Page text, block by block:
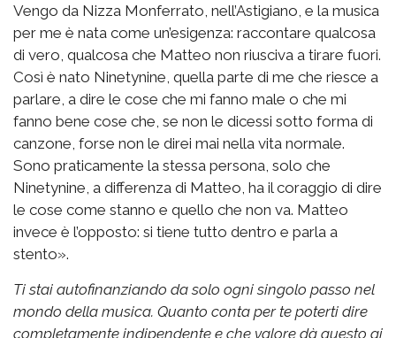
Vengo da Nizza Monferrato, nell’Astigiano, e la musica
per me è nata come un’esigenza: raccontare qualcosa
di vero, qualcosa che Matteo non riusciva a tirare fuori.
Così è nato Ninetynine, quella parte di me che riesce a
parlare, a dire le cose che mi fanno male o che mi
fanno bene cose che, se non le dicessi sotto forma di
canzone, forse non le direi mai nella vita normale.
Sono praticamente la stessa persona, solo che
Ninetynine, a differenza di Matteo, ha il coraggio di dire
le cose come stanno e quello che non va. Matteo
invece è l’opposto: si tiene tutto dentro e parla a
stento».
Ti stai autofinanziando da solo ogni singolo passo nel
mondo della musica. Quanto conta per te poterti dire
completamente indipendente e che valore dà questo ai